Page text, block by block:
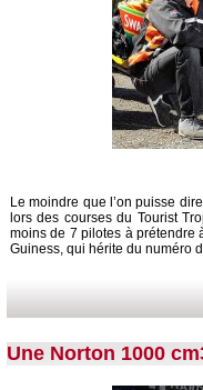
Le moindre que l’on puisse
lors des courses du Tourist
moins de 7 pilotes à prétendre
Guiness, qui hérite du numéro
Une Norton 1000